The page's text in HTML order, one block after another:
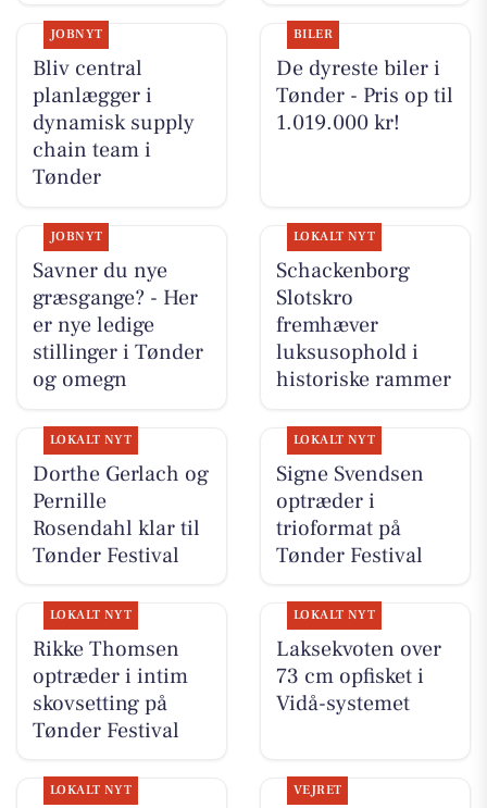
JOBNYT
Bliv central
planlægger i
dynamisk supply
chain team i
Tønder
BILER
De dyreste biler i
Tønder - Pris op til
1.019.000 kr!
JOBNYT
Savner du nye
græsgange? - Her
er nye ledige
stillinger i Tønder
og omegn
LOKALT NYT
Schackenborg
Slotskro
fremhæver
luksusophold i
historiske rammer
LOKALT NYT
Dorthe Gerlach og
Pernille
Rosendahl klar til
Tønder Festival
LOKALT NYT
Signe Svendsen
optræder i
trioformat på
Tønder Festival
LOKALT NYT
Rikke Thomsen
optræder i intim
skovsetting på
Tønder Festival
LOKALT NYT
Laksekvoten over
73 cm opfisket i
Vidå-systemet
LOKALT NYT VEJRET